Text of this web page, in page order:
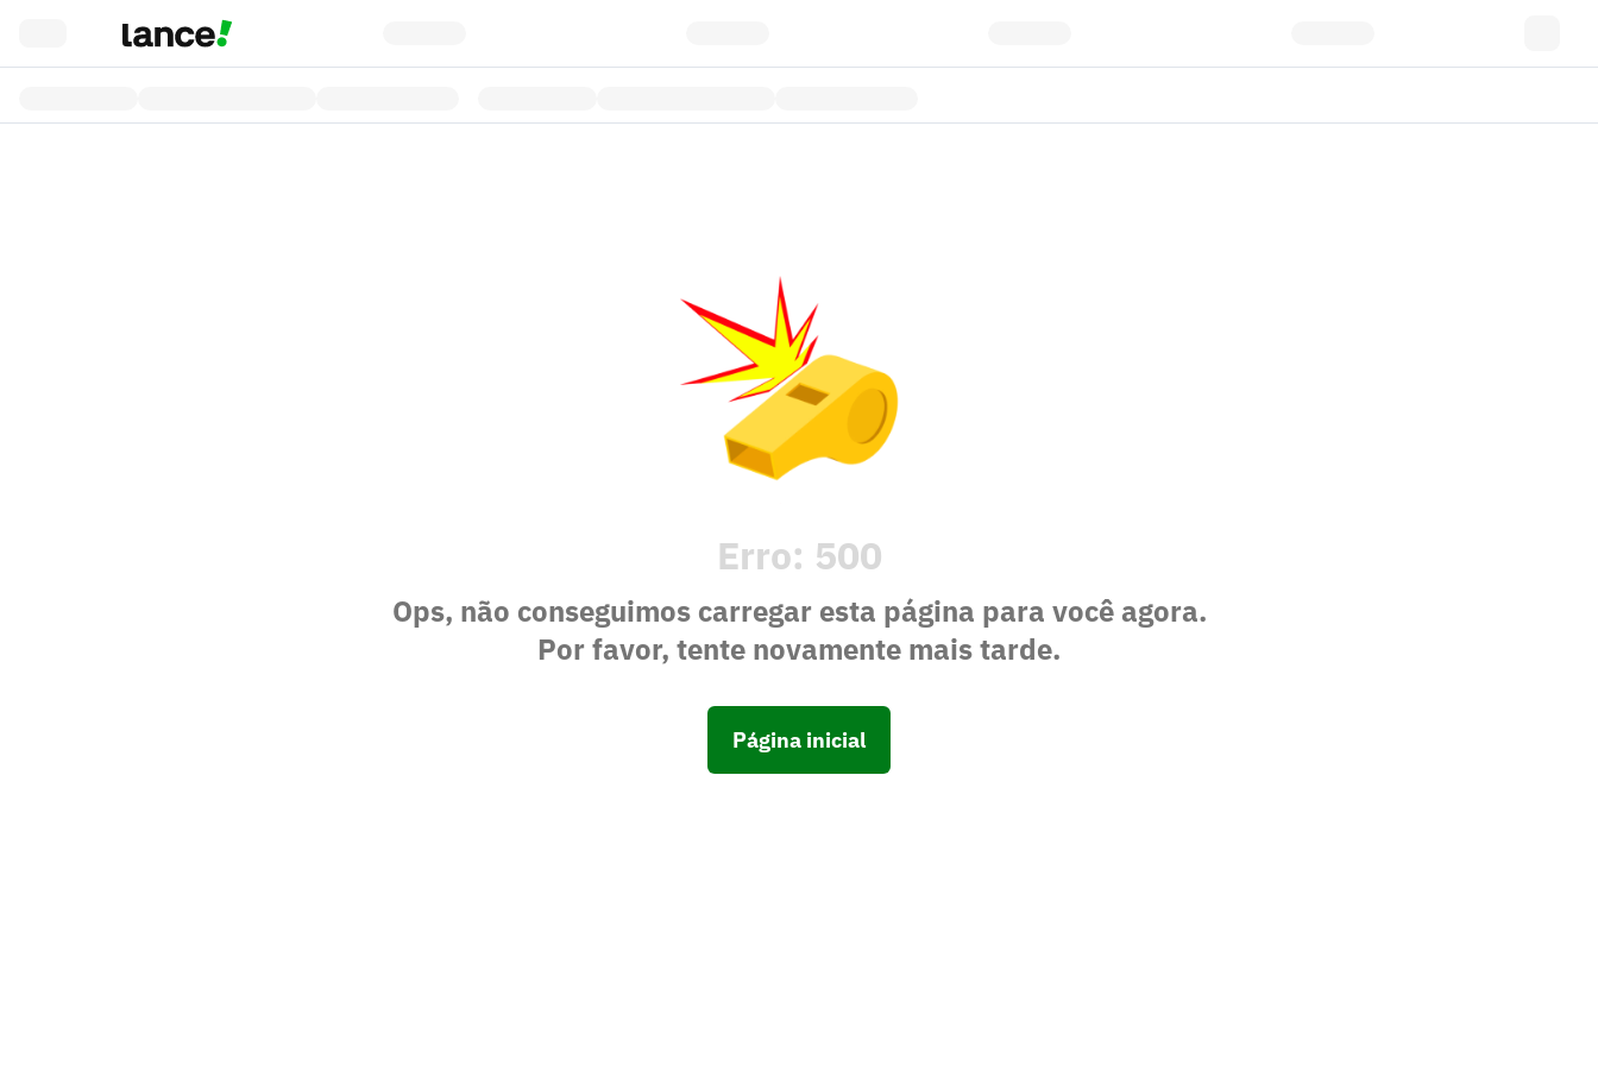
Erro: 500
Ops, não conseguimos carregar esta página para você agora.
Por favor, tente novamente mais tarde.
Página inicial